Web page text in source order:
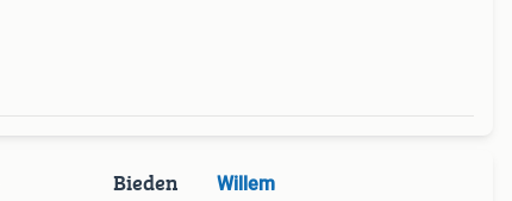
Bieden Willem